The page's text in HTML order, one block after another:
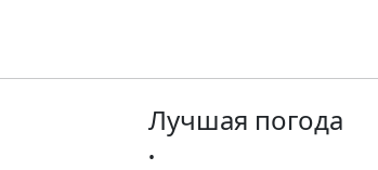
Лучшая погода
•